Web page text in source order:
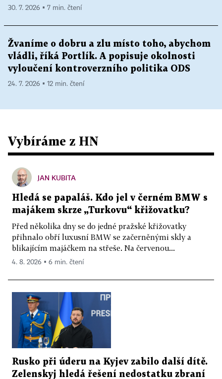
30. 7. 2026 ▪ 7 min. čtení
Žvaníme o dobru a zlu místo toho, abychom
vládli, říká Portlík. A popisuje okolnosti
vyloučení kontroverzního politika ODS
24. 7. 2026 ▪ 12 min. čtení
Vybíráme z HN
JAN KUBITA
Hledá se papaláš. Kdo jel v černém BMW s
majákem skrze „Turkovu“ křižovatku?
Před několika dny se do jedné pražské křižovatky
přihnalo obří luxusní BMW se začerněnými skly a
blikajícím majáčkem na střeše. Na červenou...
4. 8. 2026 ▪ 6 min. čtení
Rusko při úderu na Kyjev zabilo další dítě.
Zelenskyj hledá řešení nedostatku zbraní